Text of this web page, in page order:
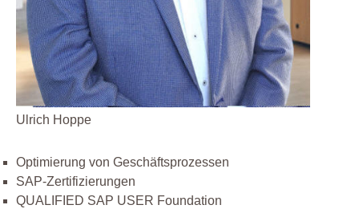
Ulrich Hoppe
Optimierung von Geschäftsprozessen
SAP-Zertifizierungen
QUALIFIED SAP USER Foundation